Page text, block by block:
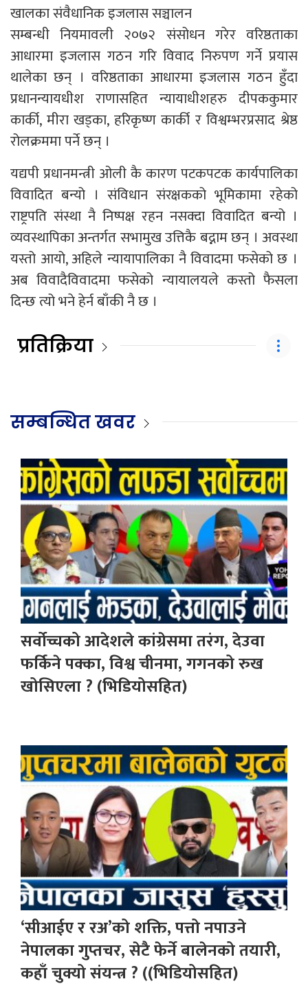
खालका संवैधानिक इजलास सञ्चालन
सम्बन्धी नियमावली २०७२ संसोधन गरेर वरिष्ठताका
आधारमा इजलास गठन गरि विवाद निरुपण गर्ने प्रयास
थालेका छन् । वरिष्ठताका आधारमा इजलास गठन हुँदा
प्रधानन्यायधीश राणासहित न्यायाधीशहरु दीपककुमार
कार्की, मीरा खड्का, हरिकृष्ण कार्की र विश्वम्भरप्रसाद श्रेष्ठ
रोलक्रममा पर्ने छन् ।
यद्यपी प्रधानमन्त्री ओली कै कारण पटकपटक कार्यपालिका
विवादित बन्यो । संविधान संरक्षकको भूमिकामा रहेको
राष्ट्रपति संस्था नै निष्पक्ष रहन नसक्दा विवादित बन्यो ।
व्यवस्थापिका अन्तर्गत सभामुख उत्तिकै बद्नाम छन् । अवस्था
यस्तो आयो, अहिले न्यायापालिका नै विवादमा फसेको छ ।
अब विवादैविवादमा फसेको न्यायालयले कस्तो फैसला
दिन्छ त्यो भने हेर्न बाँकी नै छ ।
प्रतिक्रिया
सम्बन्धित खवर
सर्वोच्चको आदेशले कांग्रेसमा तरंग, देउवा
फर्किने पक्का, विश्व चीनमा, गगनको रुख
खोसिएला ? (भिडियोसहित)
‘सीआईए र रअ’को शक्ति, पत्तो नपाउने
नेपालका गुप्तचर, सेटै फेर्ने बालेनको तयारी,
कहाँ चुक्यो संयन्त्र ? ((भिडियोसहित)